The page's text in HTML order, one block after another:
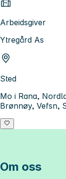
Arbeidsgiver
Ytregård As
Sted
Mo i Rana,
Brønnøy, Vefsn,
Om oss